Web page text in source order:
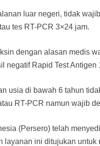
luar negeri, tidak
tes RT-PCR 3×24 jam.
dengan alasan medis
negatif Rapid Test
usia di bawah 6 tahun
RT-PCR namun wajib
(Persero) telah
layanan ini ditujukan